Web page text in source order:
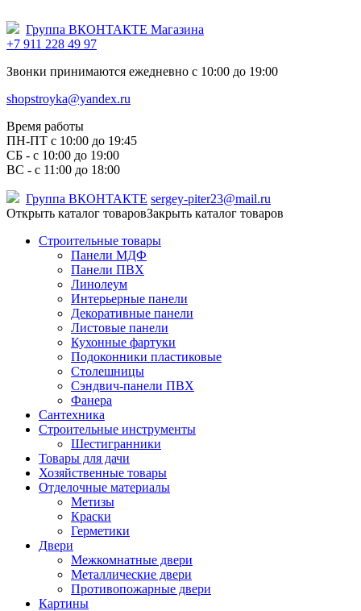
Группа ВКОНТАКТЕ Магазина
+7 911 228 49 97
Звонки принимаются ежедневно с 10:00 до 19:00
shopstroyka@yandex.ru
Время работы
ПН-ПТ c 10:00 до 19:45
СБ - с 10:00 до 19:00
ВС - с 11:00 до 18:00
Группа ВКОНТАКТЕ sergey-piter23@mail.ru
Открыть каталог товаровЗакрыть каталог товаров
Строительные товары
Панели МДФ
Панели ПВХ
Линолеум
Интерьерные панели
Декоративные панели
Листовые панели
Кухонные фартуки
Подоконники пластиковые
Столешницы
Сэндвич-панели ПВХ
Фанера
Сантехника
Строительные инструменты
Шестигранники
Товары для дачи
Хозяйственные товары
Отделочные материалы
Метизы
Краски
Герметики
Двери
Межкомнатные двери
Металлические двери
Противопожарные двери
Картины